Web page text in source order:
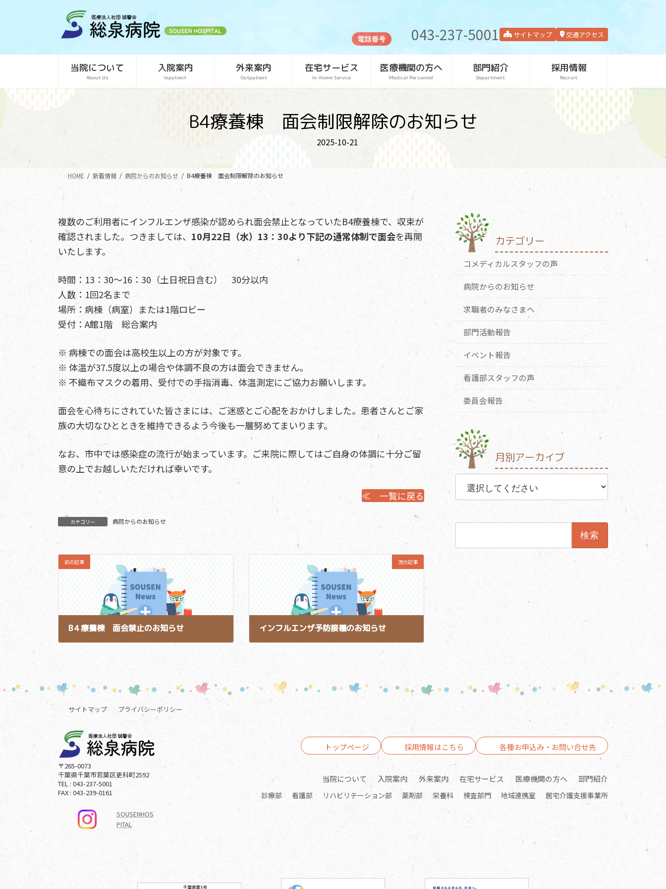
ツ
キ
シ
に
043-237-5001 サイトマップ 交通アクセス
当院について
About Us
入院案内
Inpatient
外来案内
Outpatient
在宅サービス
In-Home Service
医療機関の方へ
Medical Personnel
部門紹介
Department
採用情報
Recruit
B4療養棟 面会制限解除のお知らせ
2025-10-21
HOME 新着情報 病院からのお知らせ B4療養棟 面会制限解除のお知らせ
複数のご利用者にインフルエンザ感染が認められ面会禁止となっていたB4療養棟で、収束が
確認されました。つきましては、 10月22日（水）13：30より下記の通常体制で面会を再開
いたします。
時間：13：30～16：30（土日祝日含む） 30分以内
人数：1回2名まで
場所：病棟（病室）または1階ロビー
受付：A館1階 総合案内
※ 病棟での面会は高校生以上の方が対象です。
※ 体温が37.5度以上の場合や体調不良の方は面会できません。
※ 不織布マスクの着用、受付での手指消毒、体温測定にご協力お願いします。
面会を心待ちにされていた皆さまには、ご迷惑とご心配をおかけしました。患者さんとご家
族の大切なひとときを維持できるよう今後も一層努めてまいります。
なお、市中では感染症の流行が始まっています。ご来院に際してはご自身の体調に十分ご留
意の上でお越しいただければ幸いです。
≪ 一覧に戻る
カテゴリー 病院からのお知らせ
前の記事
B４療養棟 面会禁止のお知らせ
次の記事
インフルエンザ予防接種のお知らせ
カテゴリー
コメディカルスタッフの声
病院からのお知らせ
求職者のみなさまへ
部門活動報告
イベント報告
看護部スタッフの声
委員会報告
月別アーカイブ
サイトマップ プライバシーポリシー
〒265-0073
千葉県千葉市若葉区更科町2592
TEL : 043-237-5001
FAX : 043-239-0161
SOUSENHOS
PITAL
トップページ 採用情報はこちら 各種お申込み・お問い合せ先
当院について 入院案内 外来案内 在宅サービス 医療機関の方へ 部門紹介
診療部 看護部 リハビリテーション部 薬剤部 栄養科 検査部門 地域連携室 居宅介護支援事業所